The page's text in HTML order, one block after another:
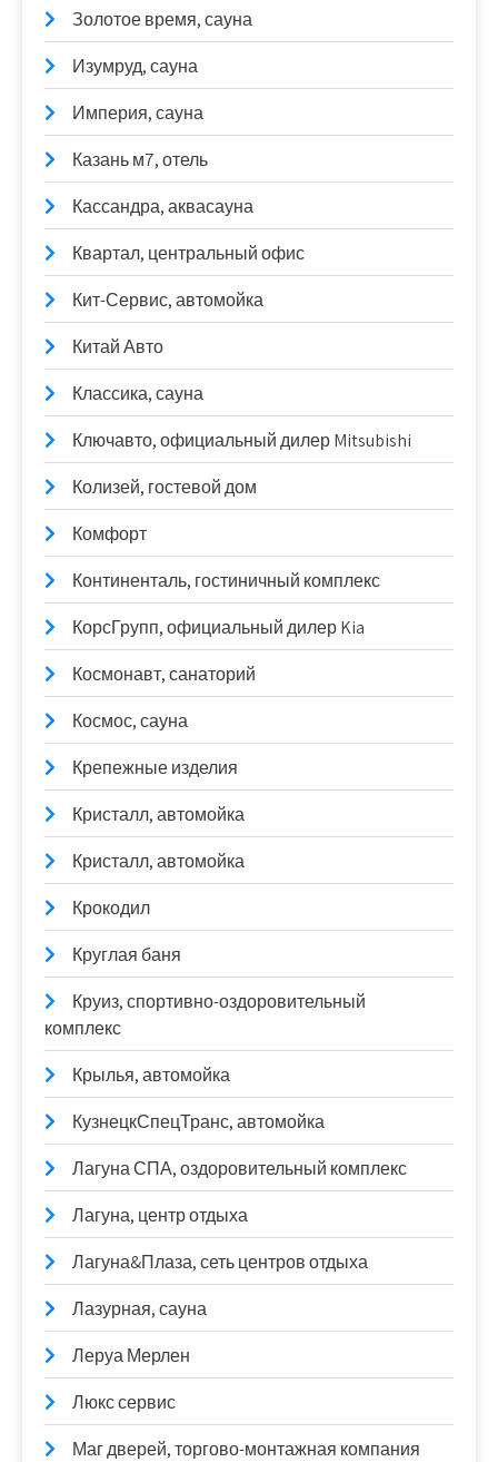
Золотое время, сауна
Изумруд, сауна
Империя, сауна
Казань м7, отель
Кассандра, аквасауна
Квартал, центральный офис
Кит-Сервис, автомойка
Китай Авто
Классика, сауна
Ключавто, официальный дилер Mitsubishi
Колизей, гостевой дом
Комфорт
Континенталь, гостиничный комплекс
КорсГрупп, официальный дилер Kia
Космонавт, санаторий
Космос, сауна
Крепежные изделия
Кристалл, автомойка
Кристалл, автомойка
Крокодил
Круглая баня
Круиз, спортивно-оздоровительный
комплекс
Крылья, автомойка
КузнецкСпецТранс, автомойка
Лагуна СПА, оздоровительный комплекс
Лагуна, центр отдыха
Лагуна&Плаза, сеть центров отдыха
Лазурная, сауна
Леруа Мерлен
Люкс сервис
Маг дверей, торгово-монтажная компания